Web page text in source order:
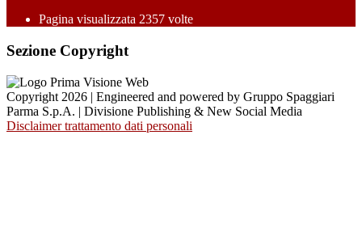
Pagina visualizzata 2357 volte
Sezione Copyright
Copyright 2026 | Engineered and powered by Gruppo Spaggiari
Parma S.p.A. | Divisione Publishing & New Social Media
Disclaimer trattamento dati personali